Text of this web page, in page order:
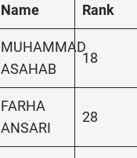
Name Rank
MUHAMMAD
ASAHAB
18
FARHA
ANSARI
28